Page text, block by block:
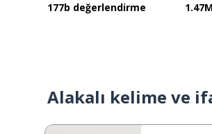
177b değerlendirme
Alakalı kelime ve